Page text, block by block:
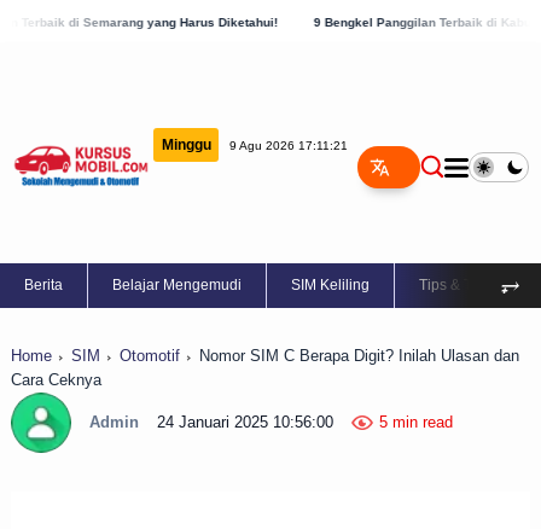
yang Harus Diketahui! 9 Bengkel Panggilan Terbaik di Kabupaten Semarang,
Minggu 9 Agu 2026 17:11:22
Berita Belajar Mengemudi SIM Keliling Tips & Trik ⥅
Home SIM Otomotif
Nomor SIM C Berapa Digit? Inilah Ulasan dan
Cara Ceknya
Admin 24 Januari 2025 10:56:00 5 min read